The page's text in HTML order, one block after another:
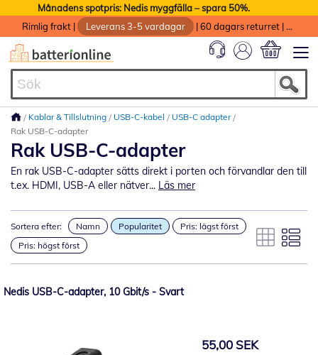
Månadens spotpris: Nedis myggfälla – spara 50%.
Rimlig frakt | Leverans 3-5 vardagar |60 dagars returret |
Kablar & Tillslutning USB-C-kabel
USB-C adapter
Rak USB-C-adapter
Rak USB-C-adapter
En rak USB-C-adapter sätts direkt i porten och förvandlar den till
t.ex. HDMI, USB-A eller nätver... Läs mer
Sortera efter: Namn Popularitet
Pris: lägst först
Pris: högst först
Nedis USB-C-adapter, 10 Gbit/s - Svart
55,00 SEK